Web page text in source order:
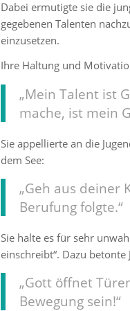
Dabei ermutigte sie die
gegebenen Talenten
einzusetzen.
Ihre Haltung und
„Mein Talent ist
mache, ist mein
Sie appellierte an die
dem See:
„Geh aus deiner
Berufung folgte.“
Sie halte es für sehr
einschreibt“. Dazu betonte
„Gott öffnet
Bewegung sein!“